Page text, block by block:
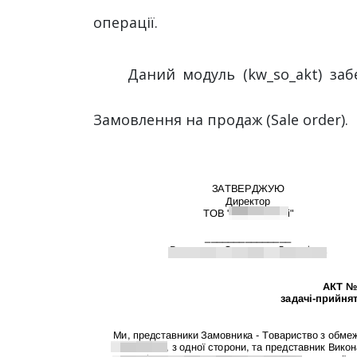
операції.
Даний модуль (kw_so_akt)
Замовлення на продаж (Sale order).